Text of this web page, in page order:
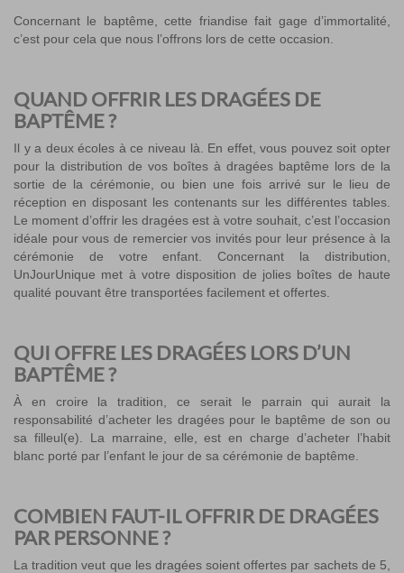
Concernant le baptême, cette friandise fait gage d’immortalité,
c’est pour cela que nous l’offrons lors de cette occasion.
QUAND OFFRIR LES DRAGÉES DE
BAPTÊME ?
Il y a deux écoles à ce niveau là. En effet, vous pouvez soit opter
pour la distribution de vos boîtes à dragées baptême lors de la
sortie de la cérémonie, ou bien une fois arrivé sur le lieu de
réception en disposant les contenants sur les différentes tables.
Le moment d’offrir les dragées est à votre souhait, c’est l’occasion
idéale pour vous de remercier vos invités pour leur présence à la
cérémonie de votre enfant. Concernant la distribution,
UnJourUnique met à votre disposition de jolies boîtes de haute
qualité pouvant être transportées facilement et offertes.
QUI OFFRE LES DRAGÉES LORS D’UN
BAPTÊME ?
À en croire la tradition, ce serait le parrain qui aurait la
responsabilité d’acheter les dragées pour le baptême de son ou
sa filleul(e). La marraine, elle, est en charge d’acheter l’habit
blanc porté par l’enfant le jour de sa cérémonie de baptême.
COMBIEN FAUT-IL OFFRIR DE DRAGÉES
PAR PERSONNE ?
La tradition veut que les dragées soient offertes par sachets de 5,